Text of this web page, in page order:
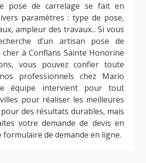
pose de carrelage se fait en
paramètres : type de pose,
ampleur des travaux... Si vous
d’un artisan pose de
à Conflans Sainte Honorine
vous pouvez confier toute
professionnels chez Mario
équipe intervient pour tout
pour réaliser les meilleures
des résultats durables, mais
votre demande de devis en
formulaire de demande en ligne.